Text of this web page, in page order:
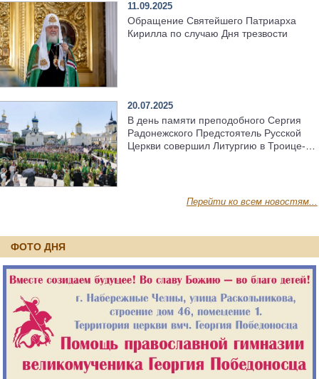
11.09.2025
Обращение Святейшего Патриарха
Кирилла по случаю Дня трезвости
20.07.2025
В день памяти преподобного Сергия
Радонежского Предстоятель Русской
Церкви совершил Литургию в Троице-
Перейти ко всем новостям...
ФОТО ДНЯ